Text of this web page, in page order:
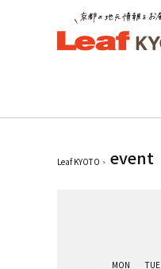
Leaf KYOTO event
MON TUE